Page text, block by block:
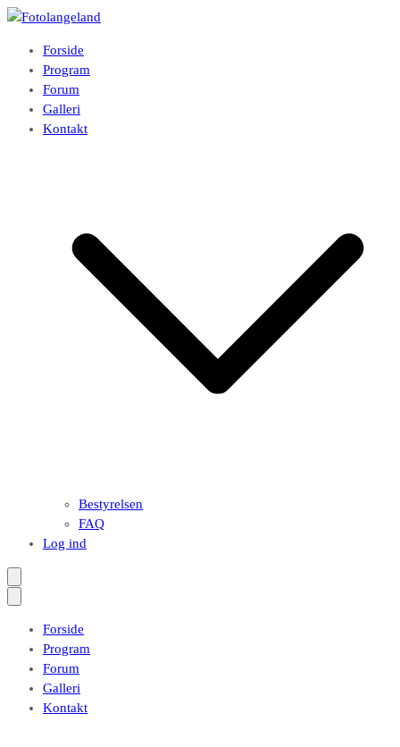
Videre
indhold
Fotolangeland
Fotoklubben på Langeland
Forside
Program
Forum
Galleri
Kontakt
Bestyrelsen
FAQ
Log ind
Forside
Program
Forum
Galleri
Kontakt